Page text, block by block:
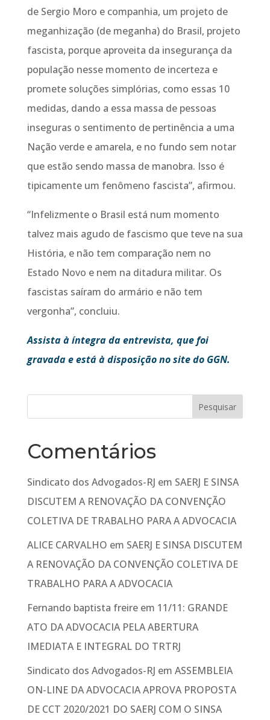
de Sergio Moro e companhia, um projeto de
meganhização (de meganha) do Brasil, projeto
fascista, porque aproveita da insegurança da
população nesse momento de incerteza e
promete soluções simplórias, como essas 10
medidas, dando a essa massa de pessoas
inseguras o sentimento de pertinência a uma
Nação verde e amarela, e no fundo sem notar
que estão sendo massa de manobra. Isso é
tipicamente um fenômeno fascista”, afirmou.
“Infelizmente o Brasil está num momento
talvez mais agudo de fascismo que teve na sua
História, e não tem comparação nem no
Estado Novo e nem na ditadura militar. Os
fascistas saíram do armário e não tem
vergonha”, concluiu.
Assista à íntegra da entrevista, que foi
gravada e está à disposição no site do GGN.
Comentários
Sindicato dos Advogados-RJ em SAERJ E SINSA
DISCUTEM A RENOVAÇÃO DA CONVENÇÃO
COLETIVA DE TRABALHO PARA A ADVOCACIA
ALICE CARVALHO em SAERJ E SINSA DISCUTEM
A RENOVAÇÃO DA CONVENÇÃO COLETIVA DE
TRABALHO PARA A ADVOCACIA
Fernando baptista freireem 11/11: GRANDE
ATO DA ADVOCACIA PELA ABERTURA
IMEDIATA E INTEGRAL DO TRTRJ
Sindicato dos Advogados-RJ em ASSEMBLEIA
ON-LINE DA ADVOCACIA APROVA PROPOSTA
DE CCT 2020/2021 DO SAERJ COM O SINSA